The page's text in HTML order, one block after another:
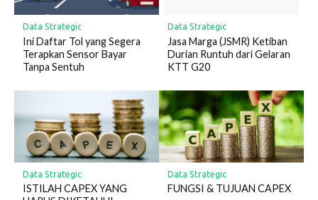
Data Strategic
Ini Daftar Tol yang Segera
Terapkan Sensor Bayar
Tanpa Sentuh
Data Strategic
Jasa Marga (JSMR) Ketiban
Durian Runtuh dari Gelaran
KTT G20
Data Strategic
ISTILAH CAPEX YANG
Data Strategic
FUNGSI & TUJUAN CAPEX